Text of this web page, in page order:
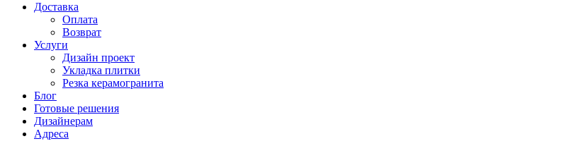
Доставка
Оплата
Возврат
Услуги
Дизайн проект
Укладка плитки
Резка керамогранита
Блог
Готовые решения
Дизайнерам
Адреса